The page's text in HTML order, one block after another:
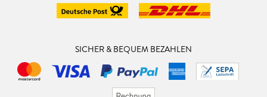
SICHER & BEQUEM BEZAHLEN